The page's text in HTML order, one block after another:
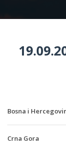
Bosna i
Crna Gora